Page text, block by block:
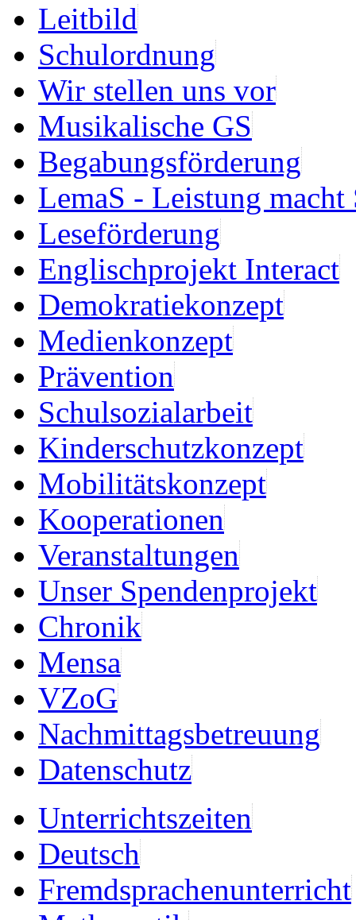
Leitbild
Schulordnung
Wir stellen uns vor
Musikalische GS
Begabungsförderung
LemaS - Leistung macht
Leseförderung
Englischprojekt Interact
Demokratiekonzept
Medienkonzept
Prävention
Schulsozialarbeit
Kinderschutzkonzept
Mobilitätskonzept
Kooperationen
Veranstaltungen
Unser Spendenprojekt
Chronik
Mensa
VZoG
Nachmittagsbetreuung
Datenschutz
Unterrichtszeiten
Deutsch
Fremdsprachenunterricht